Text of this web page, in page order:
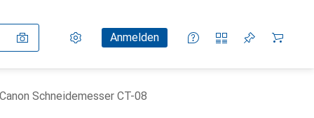
Einstellungen
KundenkontoAnmelden
Vergleichslisten
Merklisten
Warenkorb
Canon Schneidemesser CT-08